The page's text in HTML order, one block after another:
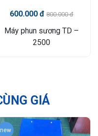
600.000 đ 800.000 đ
Máy phun sương TD –
2500
GIÁ
new